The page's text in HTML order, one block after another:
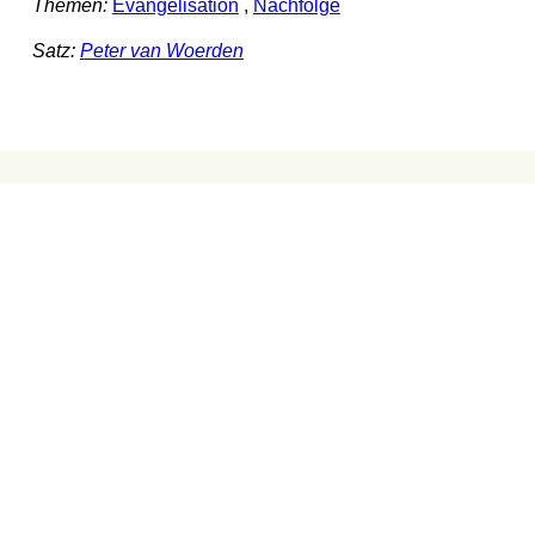
Themen: Evangelisation , Nachfolge
Satz: Peter van Woerden